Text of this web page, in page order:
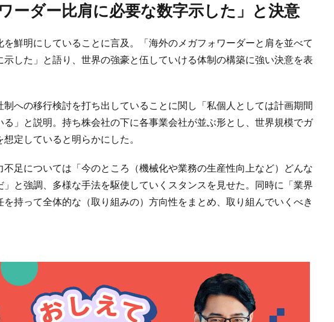
ワーダー比肩に必要な数字示した」と決意
鮮明にしていることに言及。「海外のメガフォワーダーと肩を並べて
した」と語り、世界の強豪と伍していける体制の構築に強い決意を表
への移行検討を打ち出していることに関し「私個人としては計画期間
」と説明。持ち株会社の下に各事業会社が並ぶ形とし、世界規模でガ
定していると明らかにした。
足については「今のところ（機械化や業務の生産性向上など）どんな
と強調、多様な手法を駆使していくスタンスを見せた。同時に「業界
持って全体的な（取り組みの）方向性をまとめ、取り組んでいくべき